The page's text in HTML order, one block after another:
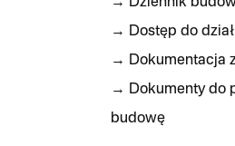
→ Dostęp do
→ Dokumentacja
→ Dokumenty do
budowę